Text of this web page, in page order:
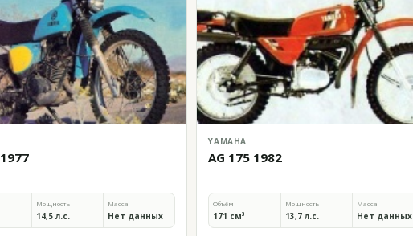
Мощность
14,5 л.с.
Масса
Нет данных
YAMAHA
AG 175 1982
Объём
171 см³
Мощность
13,7 л.с.
Масса
Нет данных